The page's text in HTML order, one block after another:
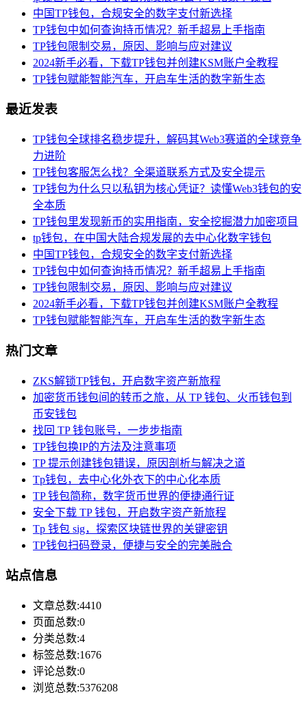
中国TP钱包，合规安全的数字支付新选择
TP钱包中如何查询持币情况？新手超易上手指南
TP钱包限制交易，原因、影响与应对建议
2024新手必看，下载TP钱包并创建KSM账户全教程
TP钱包赋能智能汽车，开启车生活的数字新生态
最近发表
TP钱包全球排名稳步提升，解码其Web3赛道的全球竞争
力进阶
TP钱包客服怎么找？全渠道联系方式及安全提示
TP钱包为什么只以私钥为核心凭证？读懂Web3钱包的安
全本质
TP钱包里发现新币的实用指南，安全挖掘潜力加密项目
tp钱包，在中国大陆合规发展的去中心化数字钱包
中国TP钱包，合规安全的数字支付新选择
TP钱包中如何查询持币情况？新手超易上手指南
TP钱包限制交易，原因、影响与应对建议
2024新手必看，下载TP钱包并创建KSM账户全教程
TP钱包赋能智能汽车，开启车生活的数字新生态
热门文章
ZKS解锁TP钱包，开启数字资产新旅程
加密货币钱包间的转币之旅，从 TP 钱包、火币钱包到
币安钱包
找回 TP 钱包账号，一步步指南
TP钱包换IP的方法及注意事项
TP 提示创建钱包错误，原因剖析与解决之道
Tp钱包，去中心化外衣下的中心化本质
TP 钱包简称，数字货币世界的便捷通行证
安全下载 TP 钱包，开启数字资产新旅程
Tp 钱包 sig，探索区块链世界的关键密钥
TP钱包扫码登录，便捷与安全的完美融合
站点信息
文章总数:4410
页面总数:0
分类总数:4
标签总数:1676
评论总数:0
浏览总数:5376208